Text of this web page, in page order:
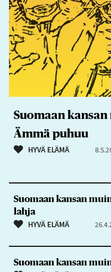
Suomaan kansan
Ämmä puhuu
HYVÄ ELÄMÄ
Suomaan kansan
lahja
HYVÄ ELÄMÄ
Suomaan kansan